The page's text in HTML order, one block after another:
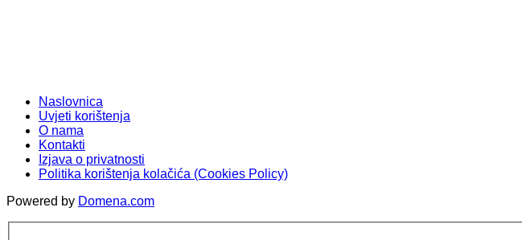
Naslovnica
Uvjeti korištenja
O nama
Kontakti
Izjava o privatnosti
Politika korištenja kolačića (Cookies Policy)
Powered by Domena.com